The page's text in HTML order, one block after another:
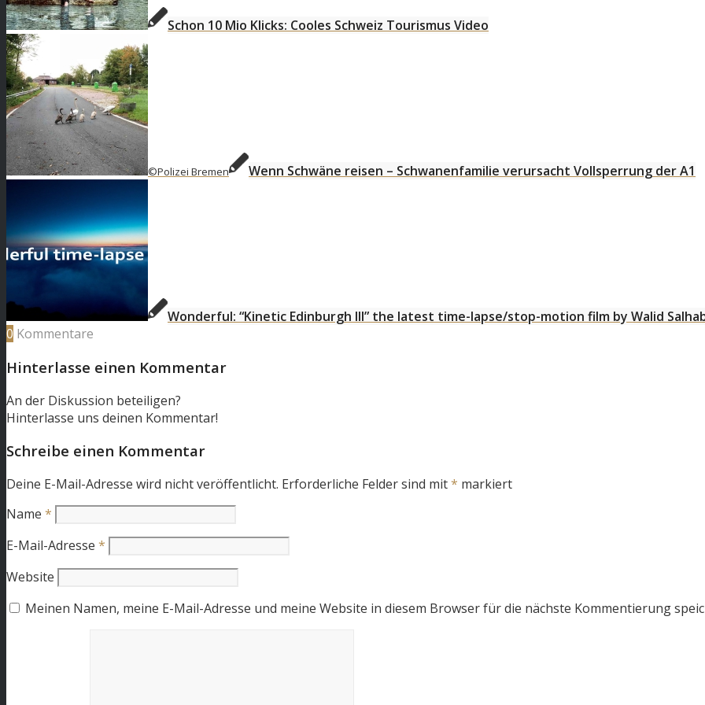
Schon 10 Mio Klicks: Cooles Schweiz Tourismus Video
©Polizei Bremen Wenn Schwäne reisen – Schwanenfamilie verursacht Vollsperrung der A1
Wonderful: “Kinetic Edinburgh III” the latest time-lapse/stop-motion film by Walid
0 Kommentare
Hinterlasse einen Kommentar
An der Diskussion beteiligen?
Hinterlasse uns deinen Kommentar!
Schreibe einen Kommentar
Deine E-Mail-Adresse wird nicht veröffentlicht. Erforderliche Felder sind mit* markiert
Name *
E-Mail-Adresse *
Website
Meinen Namen, meine E-Mail-Adresse und meine Website in diesem Browser für die nächste Kommentierung